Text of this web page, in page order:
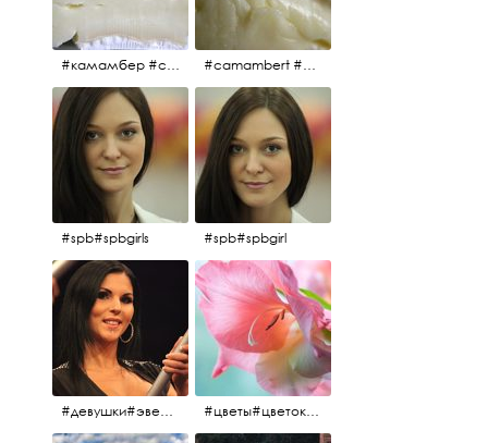
#камамбер #сыр #camambert #camambert #сыр#камамбер
#spb#spbgirls #spb#spbgirl
#девушки#эверласт#everlast#finland#southfinland#helsinki #цветы#цветок#нежность